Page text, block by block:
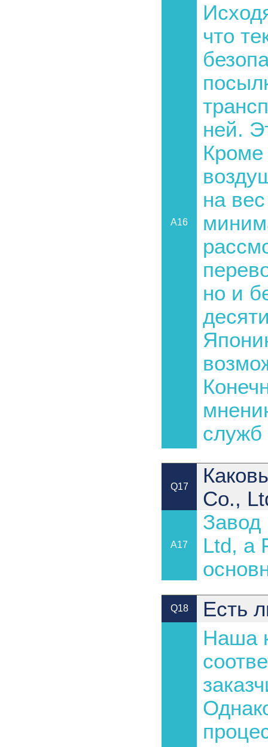
A16
что
ней.
Кроме
на
но и
служб
Q17
Co.,
A17
Завод
Ltd, а
Q18
Есть
Наша